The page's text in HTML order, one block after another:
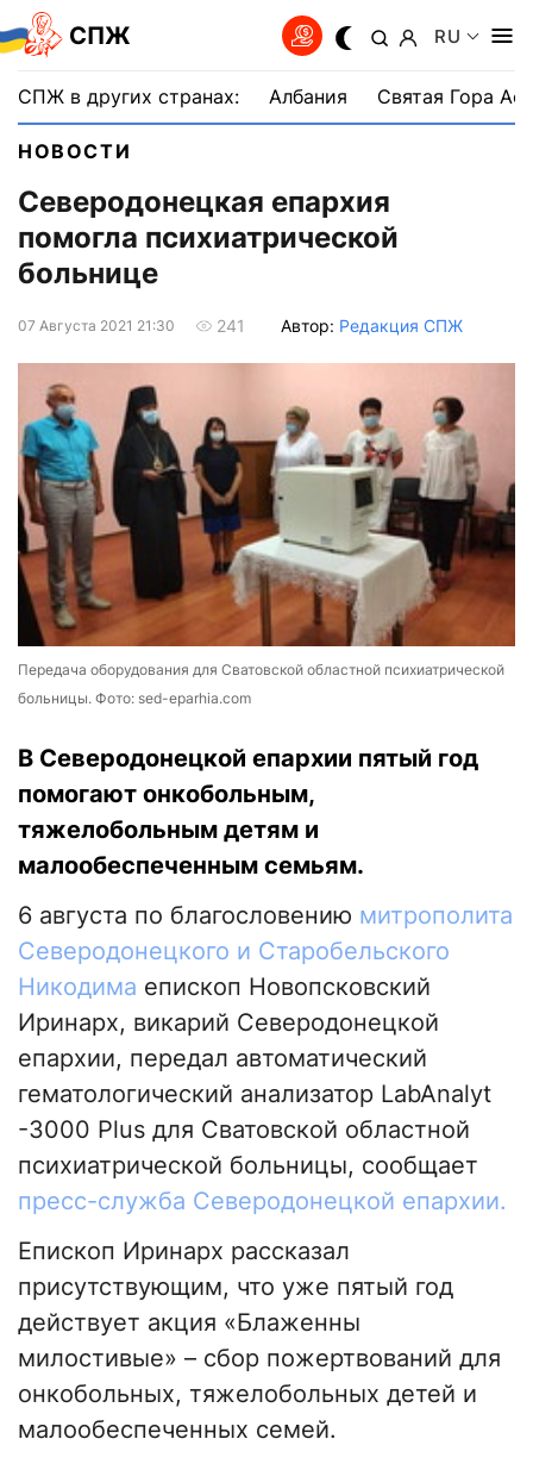
СПЖ RU
СПЖ в других странах: Албания Святая Гора
НОВОСТИ
Северодонецкая епархия
помогла психиатрической
больнице
07 Августа 2021 21:30 241 Автор: Редакция СПЖ
Передача оборудования для Сватовской областной психиатрической
больницы. Фото: sed-eparhia.com
В Северодонецкой епархии пятый год
помогают онкобольным,
тяжелобольным детям и
малообеспеченным семьям.
6 августа по благословению митрополита
Северодонецкого и Старобельского
Никодима епископ Новопсковский
Иринарх, викарий Северодонецкой
епархии, передал автоматический
гематологический анализатор LabAnalyt
-3000 Plus для Сватовской областной
психиатрической больницы, сообщает
пресс-служба Северодонецкой епархии.
Епископ Иринарх рассказал
присутствующим, что уже пятый год
действует акция «Блаженны
милостивые» – сбор пожертвований для
онкобольных, тяжелобольных детей и
малообеспеченных семей.